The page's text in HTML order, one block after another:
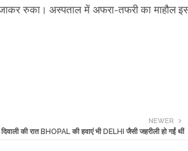
रुका। अस्पताल में अफरा-तफरी का माहौल
NEWER
दिवाली की रात BHOPAL की हवाएं भी DELHI जैसी जहरीली हो गईं थीं